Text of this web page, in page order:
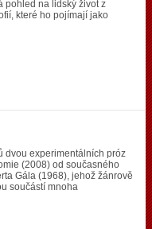
pohled na lidský život z
které ho pojímají jako
dvou experimentálních próz
(2008) od současného
Gála (1968), jehož žánrově
součástí mnoha